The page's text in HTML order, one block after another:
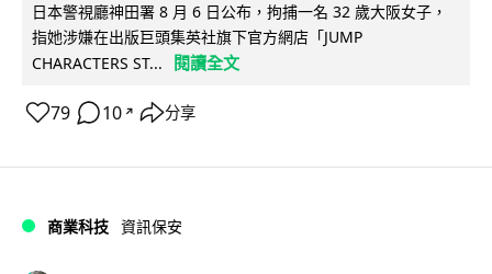
日本警視廳神田署 8 月 6 日公布，拘捕一名 32 歲大阪女子，
指她涉嫌在出版巨頭集英社旗下官方網店「JUMP
CHARACTERS ST...
閱讀全文
79 10 ↗ 分享
商業科技 資訊保安